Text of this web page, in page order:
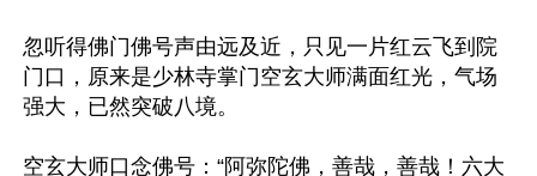
忽听得佛门佛号声由远及近，只见一片红云飞到院
门口，原来是少林寺掌门空玄大师满面红光，气场
强大，已然突破八境。
空玄大师口念佛号：“阿弥陀佛，善哉，善哉！六大